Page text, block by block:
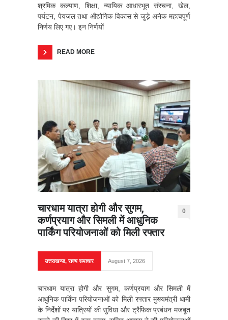
श्रमिक कल्याण, शिक्षा, न्यायिक आधारभूत संरचना, खेल,
पर्यटन, पेयजल तथा औद्योगिक विकास से जुड़े अनेक महत्वपूर्ण
निर्णय लिए गए। इन निर्णयों
READ MORE
चारधाम यात्रा होगी और सुगम,
कर्णप्रयाग और सिमली में आधुनिक
पार्किंग परियोजनाओं को मिली रफ्तार
0
उत्तराखण्ड,राज्य समाचार August 7, 2026
चारधाम यात्रा होगी और सुगम, कर्णप्रयाग और सिमली में
आधुनिक पार्किंग परियोजनाओं को मिली रफ्तार मुख्यमंत्री धामी
के निर्देशों पर यात्रियों की सुविधा और ट्रैफिक प्रबंधन मजबूत